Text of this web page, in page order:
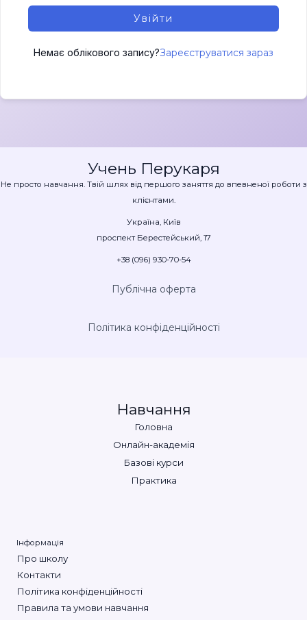
Увійти
Немає облікового запису?Зареєструватися зараз
Учень Перукаря
Не просто навчання. Твій шлях від першого заняття до впевненої роботи з
клієнтами.
Україна, Київ
проспект Берестейський, 17
+38 (096) 930-70-54
Публічна оферта
Політика конфіденційності
Навчання
Головна
Онлайн-академія
Базові курси
Практика
Інформація
Про школу
Контакти
Політика конфіденційності
Правила та умови навчання